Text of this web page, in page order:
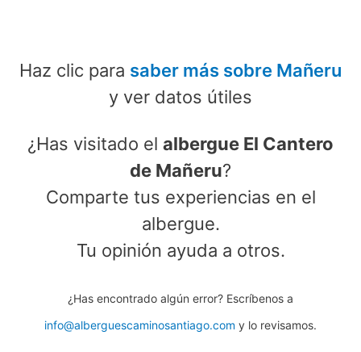
Haz clic para saber más sobre Mañeru
y ver datos útiles
¿Has visitado el albergue El Cantero
de Mañeru?
Comparte tus experiencias en el
albergue.
Tu opinión ayuda a otros.
¿Has encontrado algún error? Escríbenos a
info@alberguescaminosantiago.com y lo revisamos.